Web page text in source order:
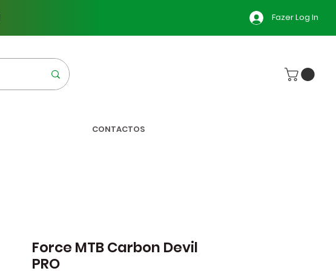
Fazer Log In
CONTACTOS
Force MTB Carbon Devil
PRO